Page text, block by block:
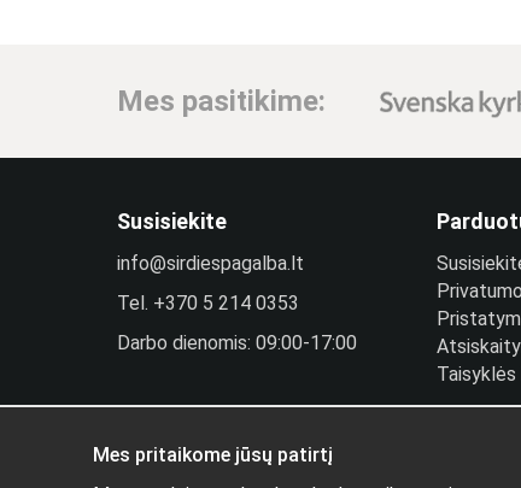
Mes pasitikime:
Susisiekite
info@sirdiespagalba.lt
Tel. +370 5 214 0353
Darbo dienomis: 09:00-17:00
Taisyklės
Mes pritaikome jūsų patirtį